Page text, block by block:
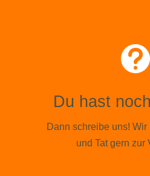

Du hast
Dann schreibe uns!
und Tat gern zur